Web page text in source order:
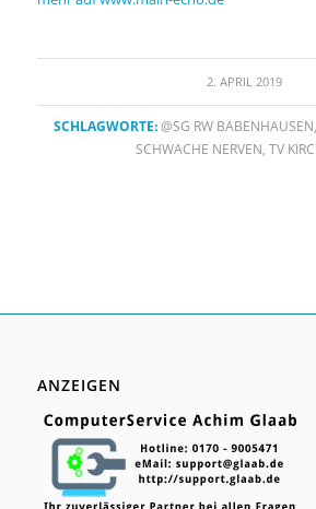
2. APRIL 2019
SCHLAGWORTE: @SG RW BABENHAUSEN,
SCHWACHE NERVEN,TV
ANZEIGEN